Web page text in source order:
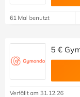
61 Mal benutzt
5 €
Verfällt am 31.12.26